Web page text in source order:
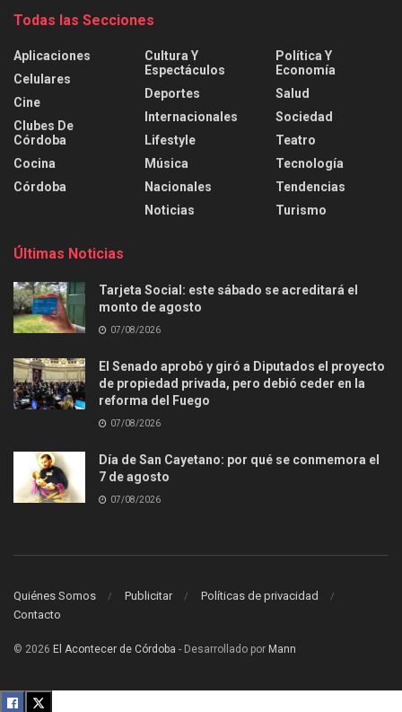
Todas las Secciones
Aplicaciones
Celulares
Cine
Clubes De
Córdoba
Cocina
Córdoba
Cultura Y
Espectáculos
Deportes
Internacionales
Lifestyle
Música
Nacionales
Noticias
Política Y
Economía
Salud
Sociedad
Teatro
Tecnología
Tendencias
Turismo
Últimas Noticias
Tarjeta Social: este sábado se acreditará el
monto de agosto
07/08/2026
El Senado aprobó y giró a Diputados el proyecto
de propiedad privada, pero debió ceder en la
reforma del Fuego
07/08/2026
Día de San Cayetano: por qué se conmemora el
7 de agosto
07/08/2026
Quiénes Somos Publicitar
Políticas de privacidad
Contacto
© 2026 El Acontecer de Córdoba - Desarrollado por Mann